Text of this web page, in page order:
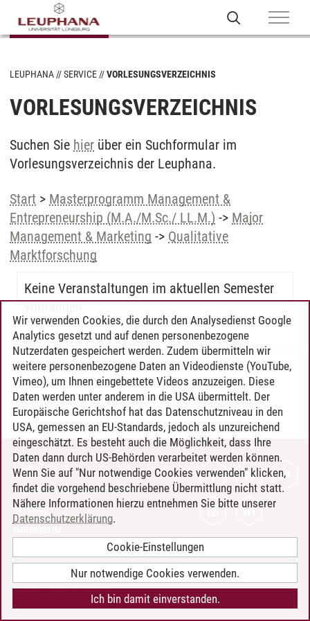
LEUPHANA SERVICE VORLESUNGSVERZEICHNIS
VORLESUNGSVERZEICHNIS
Suchen Sie hier über ein Suchformular im
Vorlesungsverzeichnis der Leuphana.
Start > Masterprogramm Management &
Entrepreneurship (M.A./M.Sc./ LL.M.) -> Major
Management & Marketing -> Qualitative
Marktforschung
Keine Veranstaltungen im aktuellen Semester
vorhanden
Timo Leder/30.06.2024
KONTAKT
LEUPHANA ALS ARBEITGEBER
INTRANET
BARRIEREFREIHEIT
COOKIE-EINSTELLUNGEN
Wir verwenden Cookies, die durch den Analysedienst Google
Analytics gesetzt und auf denen personenbezogene
Nutzerdaten gespeichert werden. Zudem übermitteln wir
weitere personenbezogene Daten an Videodienste (YouTube,
Vimeo), um Ihnen eingebettete Videos anzuzeigen. Diese
Daten werden unter anderem in die USA übermittelt. Der
Europäische Gerichtshof hat das Datenschutzniveau in den
USA, gemessen an EU-Standards, jedoch als unzureichend
eingeschätzt. Es besteht auch die Möglichkeit, dass Ihre
Daten dann durch US-Behörden verarbeitet werden können.
Wenn Sie auf "Nur notwendige Cookies verwenden" klicken,
findet die vorgehend beschriebene Übermittlung nicht statt.
Nähere Informationen hierzu entnehmen Sie bitte unserer
Datenschutzerklärung.
Cookie-Einstellungen
Nur notwendige Cookies verwenden.
Ich bin damit einverstanden.